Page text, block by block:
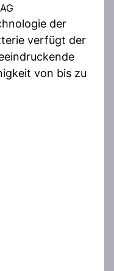
der
verfügt der
von bis zu